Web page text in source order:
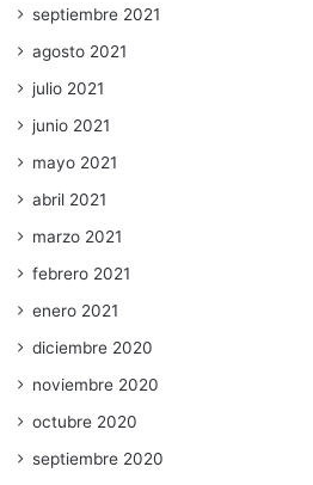
septiembre 2021
agosto 2021
julio 2021
junio 2021
mayo 2021
abril 2021
marzo 2021
febrero 2021
enero 2021
diciembre 2020
noviembre 2020
octubre 2020
septiembre 2020